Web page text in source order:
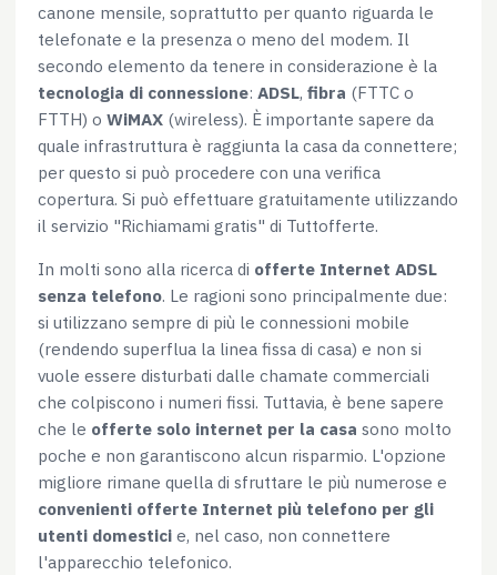
canone mensile, soprattutto per quanto riguarda le
telefonate e la presenza o meno del modem. Il
secondo elemento da tenere in considerazione è la
tecnologia di connessione: ADSL, fibra (FTTC o
FTTH) o WiMAX (wireless). È importante sapere da
quale infrastruttura è raggiunta la casa da connettere;
per questo si può procedere con una verifica
copertura. Si può effettuare gratuitamente utilizzando
il servizio "Richiamami gratis" di Tuttofferte.
In molti sono alla ricerca di offerte Internet ADSL
senza telefono. Le ragioni sono principalmente due:
si utilizzano sempre di più le connessioni mobile
(rendendo superflua la linea fissa di casa) e non si
vuole essere disturbati dalle chamate commerciali
che colpiscono i numeri fissi. Tuttavia, è bene sapere
che le offerte solo internet per la casa sono molto
poche e non garantiscono alcun risparmio. L'opzione
migliore rimane quella di sfruttare le più numerose e
convenienti offerte Internet più telefono per gli
utenti domestici e, nel caso, non connettere
l'apparecchio telefonico.